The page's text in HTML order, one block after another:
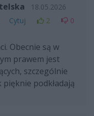
18.05.2026
Cytuj 2
0
Obecnie są w
prawem jest
szczególnie
podkładają